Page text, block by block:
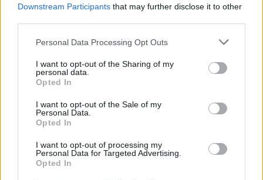
Downstream Participants that may further disclose it to other
Please note that this website/app uses one or more Google
not limited to your visit or usage behaviour. You may click to
grant or deny consent to Google and its third-party tags to
use your data for below specified purposes in below Google
consent section.
Personal Data Processing Opt Outs
I want to opt-out of the Sharing of my
personal data.
Opted In
I want to opt-out of the Sale of my
Personal Data.
Opted In
I want to opt-out of processing my
Personal Data for Targeted Advertising.
Opted In